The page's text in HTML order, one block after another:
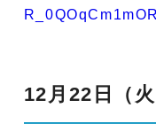
12月22日（